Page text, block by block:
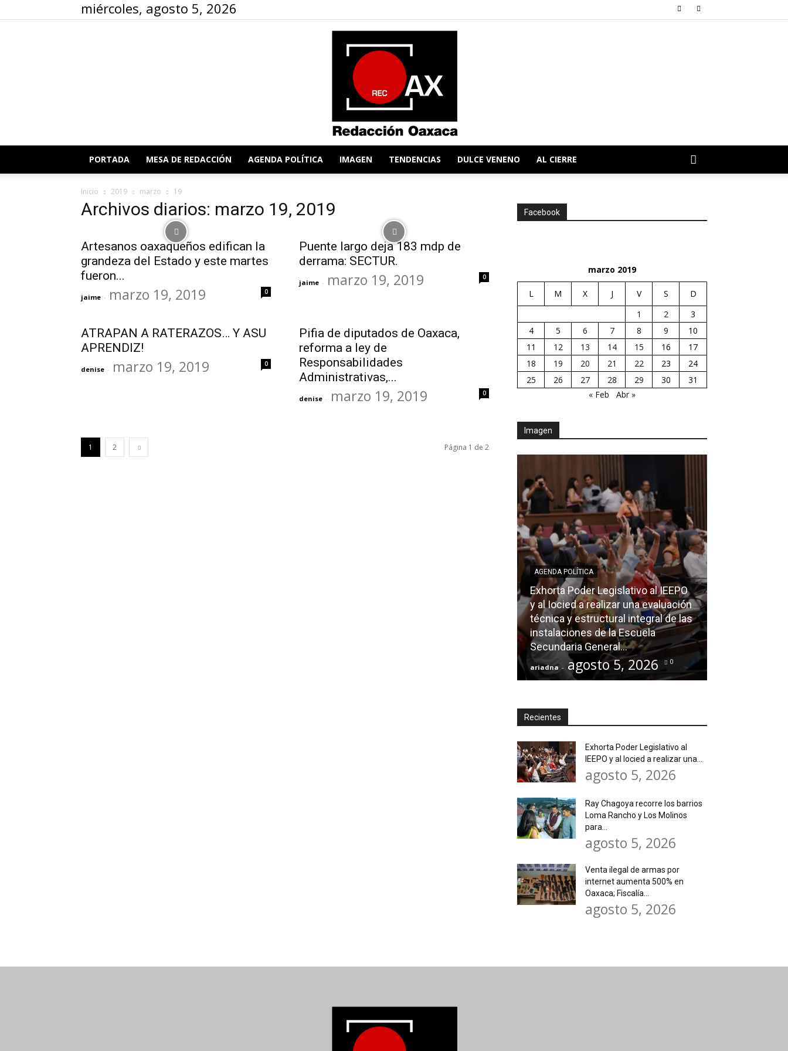
miércoles, agosto 5, 2026
Oaxaca
PORTADA MESA DE REDACCIÓN AGENDA POLÍTICA IMAGEN TENDENCIAS DULCE VENENO AL CIERRE
Inicio 2019 marzo 19
Archivos diarios: marzo 19, 2019
Artesanos oaxaqueños edifican la
grandeza del Estado y este martes
fueron...
jaime - marzo 19, 2019 0
Puente largo deja 183 mdp de
derrama: SECTUR.
jaime - marzo 19, 2019 0
ATRAPAN A RATERAZOS… Y ASU
APRENDIZ!
denise - marzo 19, 2019 0
Pifia de diputados de Oaxaca,
reforma a ley de
Responsabilidades
Administrativas,...
denise - marzo 19, 2019 0
1 2 Página 1 de 2
Facebook
marzo 2019
L M X J V S
D
1
2
3
4
5 6 7 8 9
10
11
12 13 14 15 16
17
18
19 20 21 22 23
24
25
26 27 28 29 30
31
« Feb
Abr »
Imagen
AGENDA POLÍTICA
Exhorta Poder Legislativo al IEEPO
y al Iocied a realizar una evaluación
técnica y estructural integral de las
instalaciones de la Escuela
Secundaria General...
ariadna - agosto 5, 2026 0
Recientes
Exhorta Poder Legislativo al
IEEPO y al Iocied a realizar una...
agosto 5, 2026
Ray Chagoya recorre los barrios
Loma Rancho y Los Molinos
para...
agosto 5, 2026
Venta ilegal de armas por
internet aumenta 500% en
Oaxaca; Fiscalía...
agosto 5, 2026